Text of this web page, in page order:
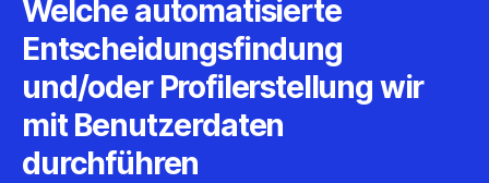
Welche automatisierte
Entscheidungsfindung
und/oder Profilerstellung wir
mit Benutzerdaten
durchführen